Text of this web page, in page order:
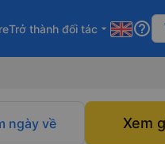
Trở thành đối tác arrow_drop_down help_outline
ngày về Xem